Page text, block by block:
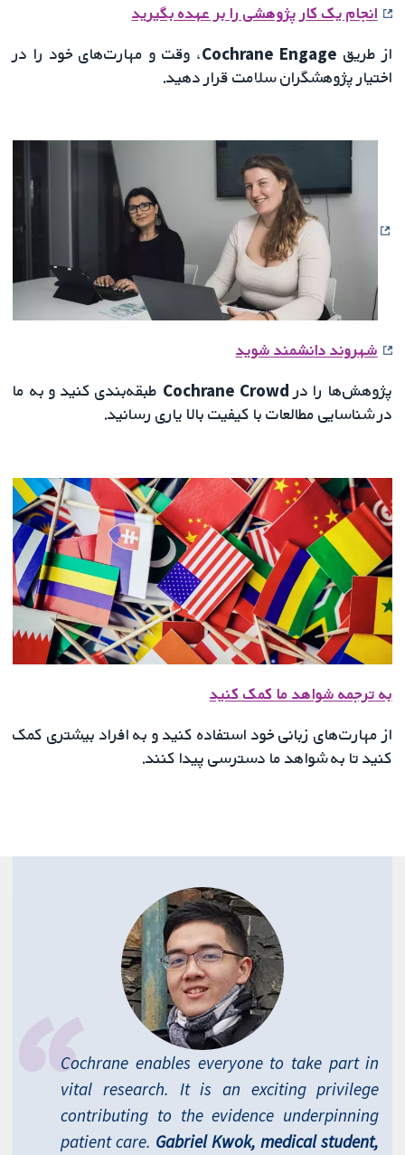
انجام یک کار پژوهشی را بر عهده بگیرید
از طریق Cochrane Engage، وقت و مهارت‌های خود را در
اختیار پژوهشگران سلامت قرار دهید.
شهروند دانشمند شوید
پژوهش‌ها را در Cochrane Crowd طبقه‌بندی کنید و به ما
در شناسایی مطالعات با کیفیت بالا یاری رسانید.
به ترجمه شواهد ما کمک کنید
از مهارت‌های زبانی خود استفاده کنید و به افراد بیشتری کمک
کنید تا به شواهد ما دسترسی پیدا کنند.
Cochrane enables everyone to take part in
vital research. It is an exciting privilege
contributing to the evidence underpinning
patient care. Gabriel Kwok, medical student,